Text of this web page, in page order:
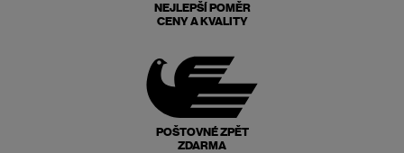
NEJLEPŠÍ POMĚR
CENY A KVALITY
POŠTOVNÉ ZPĚT
ZDARMA